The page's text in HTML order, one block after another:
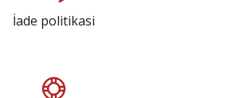
İade politikasi